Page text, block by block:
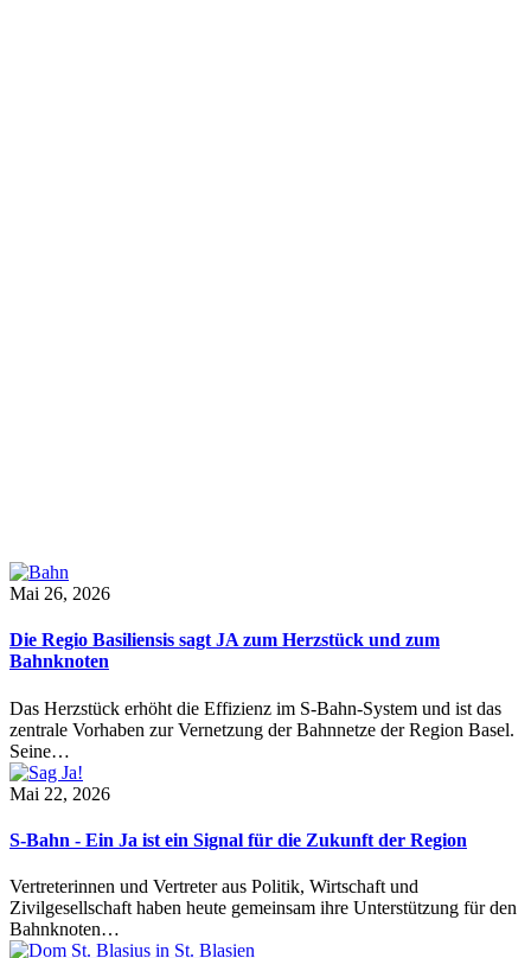
Mai 26, 2026
Die Regio Basiliensis sagt JA zum Herzstück und zum
Bahnknoten
Das Herzstück erhöht die Effizienz im S-Bahn-System und ist das
zentrale Vorhaben zur Vernetzung der Bahnnetze der Region Basel.
Seine…
Mai 22, 2026
S-Bahn - Ein Ja ist ein Signal für die Zukunft der Region
Vertreterinnen und Vertreter aus Politik, Wirtschaft und
Zivilgesellschaft haben heute gemeinsam ihre Unterstützung für den
Bahnknoten…